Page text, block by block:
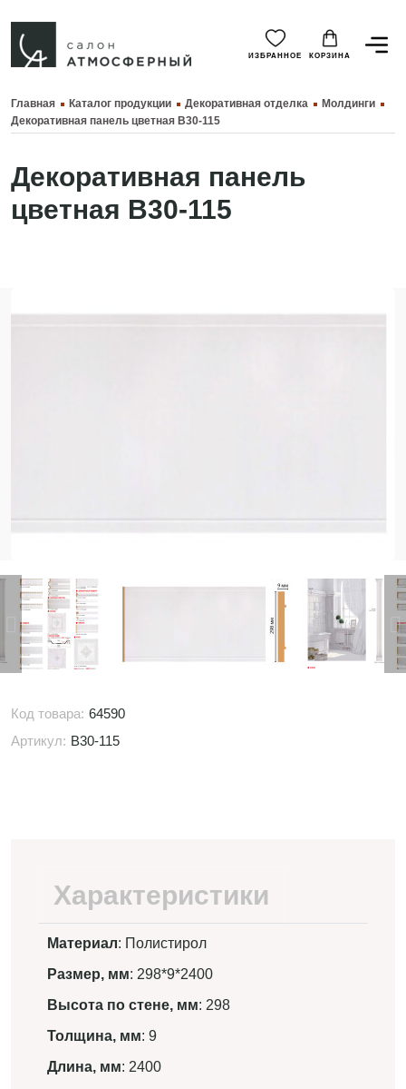
ИЗБРАННОЕ КОРЗИНА
Главная Каталог продукции Декоративная отделка
Молдинги
Декоративная панель цветная B30-115
Декоративная панель
цветная B30-115
Код товара: 64590
Артикул: B30-115
Характеристики
Материал: Полистирол
Размер, мм: 298*9*2400
Высота по стене, мм: 298
Толщина, мм: 9
Длина, мм: 2400